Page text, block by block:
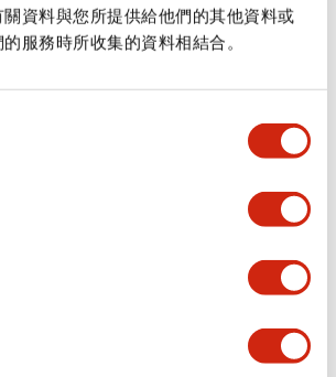
資料與您所提供給他們的其他資料或
服務時所收集的資料相結合。